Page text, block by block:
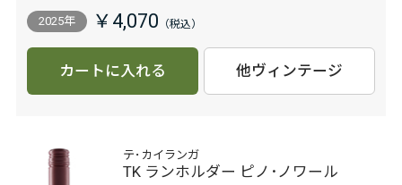
2025年 ￥4,070
カートに入れる 他ヴィンテージ
テ･カイランガ
TK ランホルダー ピノ･ノワール